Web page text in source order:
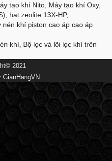
tạo khí Nito, Máy tạo khí Oxy,
hạt zeolite 13X-HP, ....
khí piston cao áp cao áp
khí, Bộ lọc và lõi lọc khí trên
2021
GianHangVN